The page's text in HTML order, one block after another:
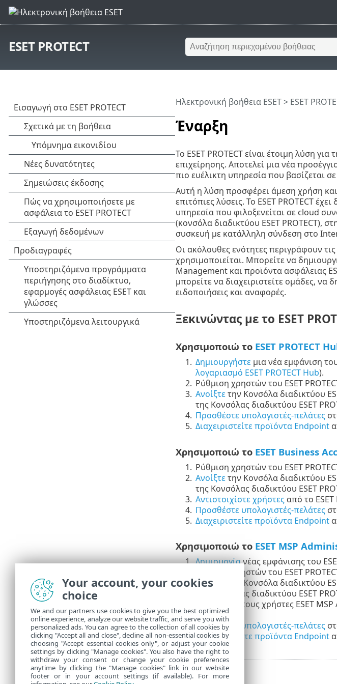
ESET PROTECT
Έναρξη
Ηλεκτρονική βοήθεια ESET> ESET
Το ESET PROTECT είναι έτοιμη λύση
επιχείρησης. Αποτελεί μια νέα
πιο ευέλικτη υπηρεσία που βασίζεται
Αυτή η λύση προσφέρει άμεση χρήση
επιτόπιες λύσεις. Το ESET PROTECT
υπηρεσία που φιλοξενείται σε cloud
(κονσόλα διαδικτύου ESET PROTECT),
συσκευή με κατάλληλη σύνδεση στο
Οι ακόλουθες ενότητες περιγράφουν
χρησιμοποιείται. Μπορείτε να
Management και προϊόντα ασφάλειας
μπορείτε να διαχειριστείτε ομάδες, να
ειδοποιήσεις και αναφορές.
Ξεκινώντας με το ESET
Χρησιμοποιώ το ESET PROTECT
1. Δημιουργήστεμια νέα εμφάνιση
λογαριασμό ESET PROTECT Hub).
2. Ρύθμιση χρηστών του ESET
3. Ανοίξτετην Κονσόλα διαδικτύου
της Κονσόλας διαδικτύου ESET
4. Προσθέστε υπολογιστές-πελάτες
5. Διαχειριστείτε προϊόντα Endpoint
Χρησιμοποιώ το ESET Business
1. Ρύθμιση χρηστών του ESET
2. Ανοίξτετην Κονσόλα διαδικτύου
της Κονσόλας διαδικτύου ESET
3. Αντιστοιχίστε χρήστεςαπό το ESET
4. Προσθέστε υπολογιστές-πελάτες
5. Διαχειριστείτε προϊόντα Endpoint
Χρησιμοποιώ το ESET MSP
1. Δημιουργίανέας εμφάνισης του
Ρύθμιση χρηστών του ESET
3. Ανοίξτε την Κονσόλα διαδικτύου
της Κονσόλας διαδικτύου ESET
Προσθέστε τους χρήστες ESET
πελάτη MSP
5. Προσθέστε υπολογιστές-πελάτες
6. Διαχειριστείτε προϊόντα Endpoint
Your account, your cookies
choice
We and our partners use cookies to give you the best optimized
online experience, analyze our website traffic, and serve you with
personalized ads. You can agree to the collection of all cookies by
clicking "Accept all and close", decline all non-essential cookies by
choosing "Accept essential cookies only", or adjust your cookie
settings by clicking "Manage cookies". You also have the right to
withdraw your consent or change your cookie preferences
anytime by clicking the "Manage cookies" link in our website
footer or in your account settings (if available). For more